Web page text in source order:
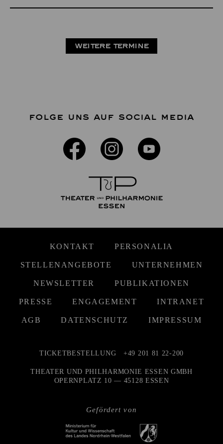
WEITERE TERMINE
FOLGE UNS AUF SOCIAL MEDIA
KONTAKT PERSONALIA
STELLENANGEBOTE UNTERNEHMEN
NEWSLETTER PUBLIKATIONEN
PRESSE ENGAGEMENT INTRANET
AGB DATENSCHUTZ IMPRESSUM
Gefördert von
TICKETBESTELLUNG +49 201 81 22-200
THEATER UND PHILHARMONIE ESSEN GMBH
OPERNPLATZ 10 — 45128 ESSEN